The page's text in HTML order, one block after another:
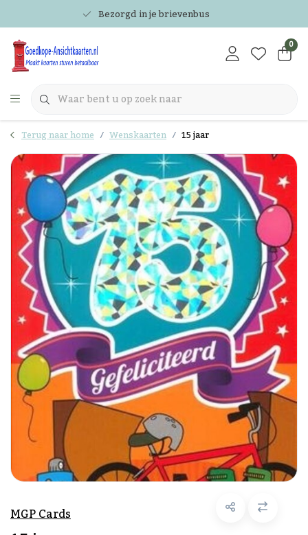
Bezorgd in je brievenbus
0
Terug naar home Wenskaarten 15 jaar
MGP Cards